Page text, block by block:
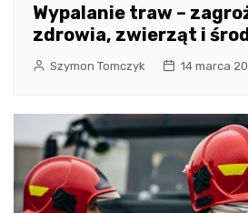
Wypalanie traw –
zdrowia, zwierząt i
Szymon Tomczyk 14 marca